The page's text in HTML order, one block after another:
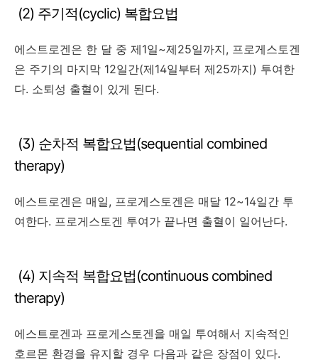
(2) 주기적(cyclic) 복합요법
에스트로겐은 한 달 중 제1일~제25일까지, 프로게스토겐
은 주기의 마지막 12일간(제14일부터 제25까지) 투여한
다. 소퇴성 출혈이 있게 된다.
(3) 순차적 복합요법(sequential combined
therapy)
에스트로겐은 매일, 프로게스토겐은 매달 12~14일간 투
여한다. 프로게스토겐 투여가 끝나면 출혈이 일어난다.
(4) 지속적 복합요법(continuous combined
therapy)
에스트로겐과 프로게스토겐을 매일 투여해서 지속적인
호르몬 환경을 유지할 경우 다음과 같은 장점이 있다.